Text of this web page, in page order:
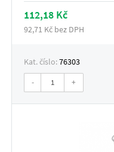
112,18 Kč
92,71 Kč bez DPH
Kat. číslo:76303
- +